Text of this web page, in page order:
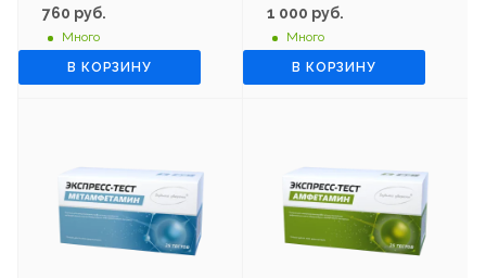
760 руб.
Много
В КОРЗИНУ
1 000 руб.
Много
В КОРЗИНУ